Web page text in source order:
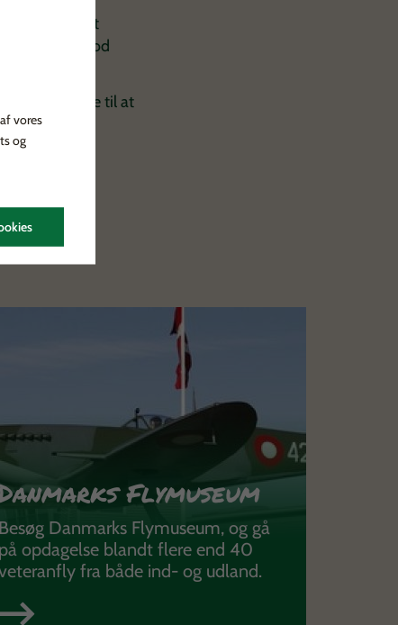
i området
en rigtig god
er flittige til at
Flymuseum
Besøg Danmarks Flymuseum, og gå
på opdagelse blandt flere end 40
fra både ind- og udland.
vores
og